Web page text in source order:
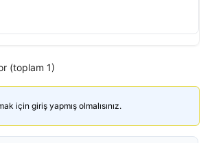
(toplam 1)
için giriş yapmış olmalısınız.